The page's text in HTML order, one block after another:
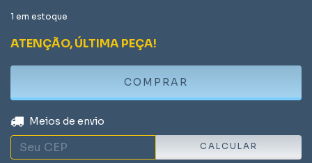
1 em estoque
ATENÇÃO, ÚLTIMA PEÇA!
Entregas para o CEP:
Meios de envio
CALCULAR